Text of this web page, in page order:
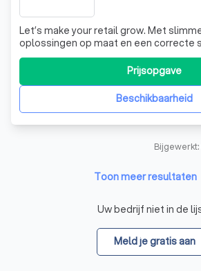
Let’s make your retail grow. Met
oplossingen op maat en een correcte
voor meer rendement per vierkante
bestrijden van winkeldiefstal, door het
interne fraude, het aantrekkelijk en
Beschikbaarheid
Prijsopgave
Toon meer resultaten
Uw bedrijf niet in de
Meld je gratis aan